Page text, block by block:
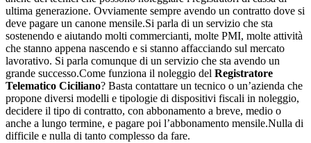
ultima generazione. Ovviamente sempre avendo un contratto dove si
deve pagare un canone mensile.Si parla di un servizio che sta
sostenendo e aiutando molti commercianti, molte PMI, molte attività
che stanno appena nascendo e si stanno affacciando sul mercato
lavorativo. Si parla comunque di un servizio che sta avendo un
grande successo.Come funziona il noleggio del Registratore
Telematico Ciciliano? Basta contattare un tecnico o un’azienda che
propone diversi modelli e tipologie di dispositivi fiscali in noleggio,
decidere il tipo di contratto, con abbonamento a breve, medio o
anche a lungo termine, e pagare poi l’abbonamento mensile.Nulla di
difficile e nulla di tanto complesso da fare.